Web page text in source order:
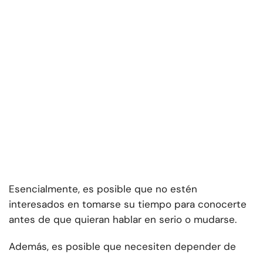
Esencialmente, es posible que no estén
interesados en tomarse su tiempo para conocerte
antes de que quieran hablar en serio o mudarse.
Además, es posible que necesiten depender de